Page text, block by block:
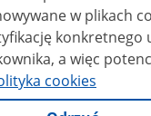
w plikach
konkretnego
a więc
cookies